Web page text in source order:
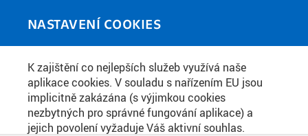
NASTAVENÍ COOKIES
K zajištění co nejlepších služeb využívá naše
aplikace cookies. V souladu s nařízením EU jsou
implicitně zakázána (s výjimkou cookies
nezbytných pro správné fungování aplikace) a
jejich povolení vyžaduje Váš aktivní souhlas.
MEDIATÉKA
FOTOGRAFIE
NÁZEV